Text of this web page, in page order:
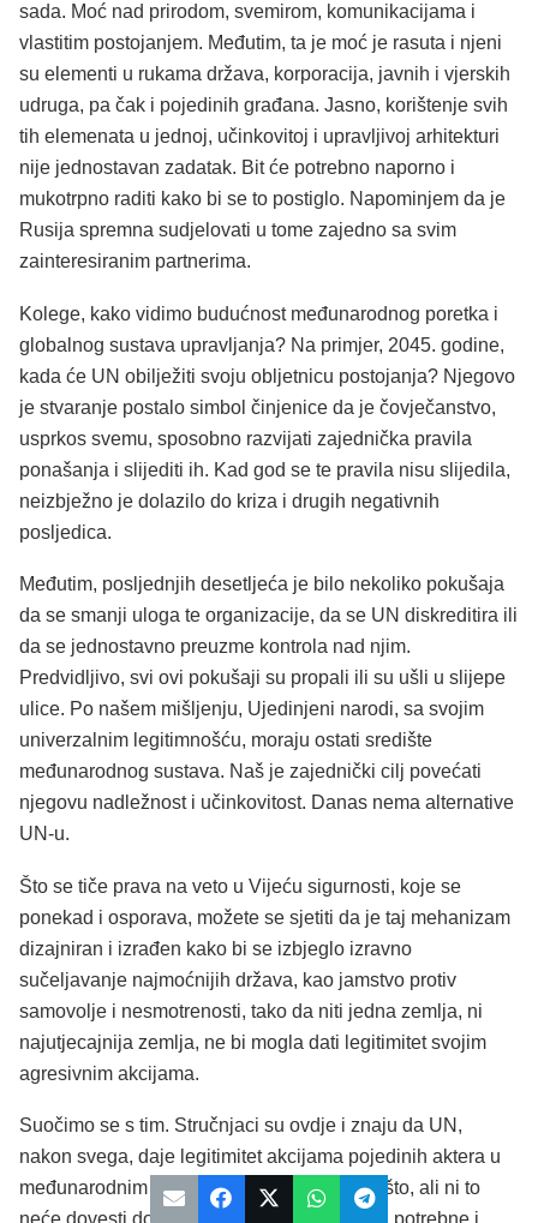
sada. Moć nad prirodom, svemirom, komunikacijama i
vlastitim postojanjem. Međutim, ta je moć je rasuta i njeni
su elementi u rukama država, korporacija, javnih i vjerskih
udruga, pa čak i pojedinih građana. Jasno, korištenje svih
tih elemenata u jednoj, učinkovitoj i upravljivoj arhitekturi
nije jednostavan zadatak. Bit će potrebno naporno i
mukotrpno raditi kako bi se to postiglo. Napominjem da je
Rusija spremna sudjelovati u tome zajedno sa svim
zainteresiranim partnerima.
Kolege, kako vidimo budućnost međunarodnog poretka i
globalnog sustava upravljanja? Na primjer, 2045. godine,
kada će UN obilježiti svoju obljetnicu postojanja? Njegovo
je stvaranje postalo simbol činjenice da je čovječanstvo,
usprkos svemu, sposobno razvijati zajednička pravila
ponašanja i slijediti ih. Kad god se te pravila nisu slijedila,
neizbježno je dolazilo do kriza i drugih negativnih
posljedica.
Međutim, posljednjih desetljeća je bilo nekoliko pokušaja
da se smanji uloga te organizacije, da se UN diskreditira ili
da se jednostavno preuzme kontrola nad njim.
Predvidljivo, svi ovi pokušaji su propali ili su ušli u slijepe
ulice. Po našem mišljenju, Ujedinjeni narodi, sa svojim
univerzalnim legitimnošću, moraju ostati središte
međunarodnog sustava. Naš je zajednički cilj povećati
njegovu nadležnost i učinkovitost. Danas nema alternative
UN-u.
Što se tiče prava na veto u Vijeću sigurnosti, koje se
ponekad i osporava, možete se sjetiti da je taj mehanizam
dizajniran i izrađen kako bi se izbjeglo izravno
sučeljavanje najmoćnijih država, kao jamstvo protiv
samovolje i nesmotrenosti, tako da niti jedna zemlja, ni
najutjecajnija zemlja, ne bi mogla dati legitimitet svojim
agresivnim akcijama.
Suočimo se s tim. Stručnjaci su ovdje i znaju da UN,
nakon svega, daje legitimitet akcijama pojedinih aktera u
međunarodnim poslovima. Dobro, i to je nešto, ali ni to